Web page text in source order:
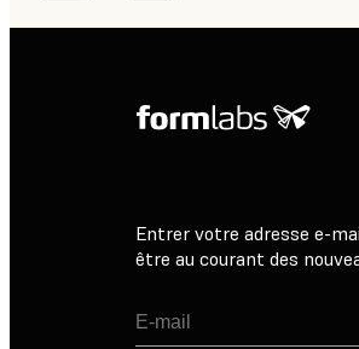
Entrer votre adresse e-
être au courant des